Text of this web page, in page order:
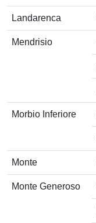
Landarenca
Mendrisio
Morbio Inferiore
Monte
Monte Generoso